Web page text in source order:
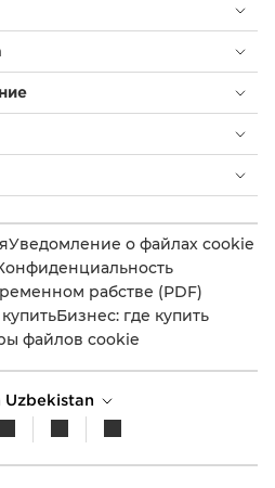
Уведомление о файлах cookie
рабстве (PDF)
Бизнес: где купить
файлов cookie
Uzbekistan